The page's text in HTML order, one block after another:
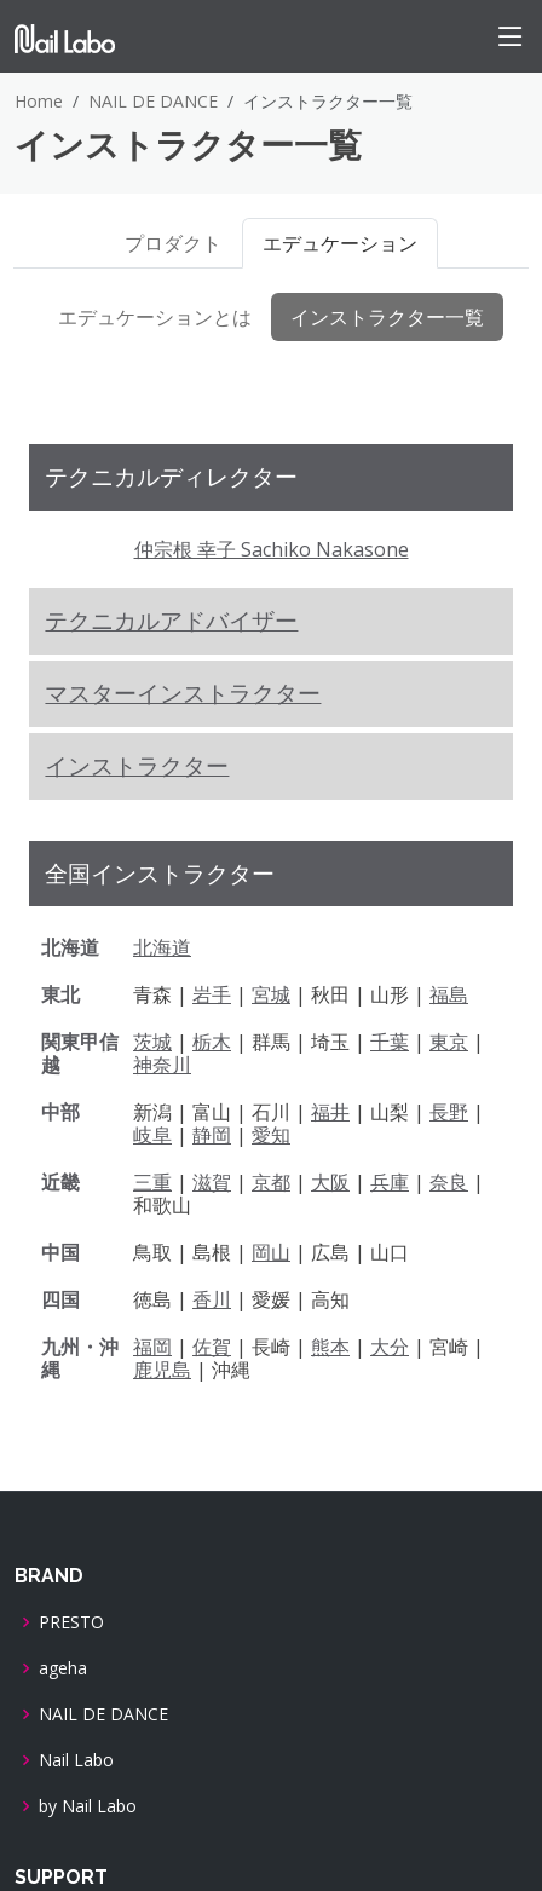
Home NAIL DE DANCE インストラクター一覧
インストラクター一覧
プロダクト エデュケーション
エデュケーションとは インストラクター一覧
テクニカルディレクター
仲宗根 幸子 Sachiko Nakasone
テクニカルアドバイザー
マスターインストラクター
インストラクター
全国インストラクター
北海道
北海道
東北
青森 | 岩手 | 宮城 | 秋田 | 山形 | 福島
関東甲信
越
茨城 | 栃木 | 群馬 | 埼玉 | 千葉 | 東京 |
神奈川
中部
新潟 | 富山 | 石川 | 福井 | 山梨 | 長野 |
岐阜 | 静岡 | 愛知
近畿
三重 | 滋賀 | 京都 | 大阪 | 兵庫 | 奈良 |
和歌山
中国
鳥取 | 島根 | 岡山 | 広島 | 山口
四国
徳島 | 香川 | 愛媛 | 高知
九州・沖
縄
福岡 | 佐賀 | 長崎 | 熊本 | 大分 | 宮崎 |
鹿児島 | 沖縄
BRAND
PRESTO
ageha
NAIL DE DANCE
Nail Labo
by Nail Labo
SUPPORT